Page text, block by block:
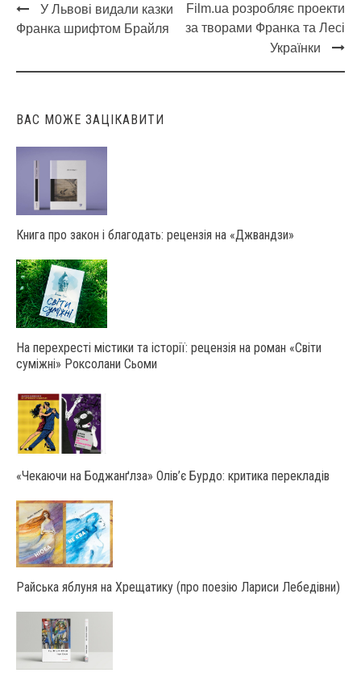
Post
У Львові видали казки
Франка шрифтом Брайля
Film.ua розробляє проекти
за творами Франка та Лесі
Українки
ВАС МОЖЕ ЗАЦІКАВИТИ
Книга про закон і благодать: рецензія на «Джвандзи»
На перехресті містики та історії: рецензія на роман «Світи
суміжні» Роксолани Сьоми
«Чекаючи на Боджанґлза» Олів’є Бурдо: критика перекладів
Райська яблуня на Хрещатику (про поезію Лариси Лебедівни)